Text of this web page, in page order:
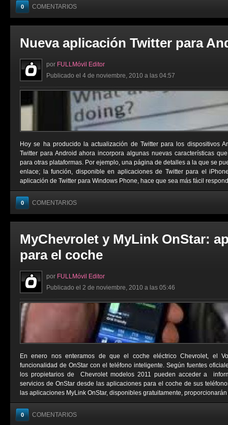
0 COMENTARIOS
Nueva aplicación Twitter para
por FULLMóvil Editor
Publicado el 4 de noviembre, 2010 a las 04:57
Hoy se ha producido la actualización de Twitter para los dispositivos
Twitter para Android ahora incorpora algunas nuevas características
para otras plataformas. Por ejemplo, una página de detalles a la que se
enlace; la función, disponible en aplicaciones de Twitter para el
aplicación de Twitter para Windows Phone, hace que sea más fácil
0 COMENTARIOS
MyChevrolet y MyLink OnStar:
para el coche
por FULLMóvil Editor
Publicado el 2 de noviembre, 2010 a las 05:46
En enero nos enteramos de que el coche eléctrico Chevrolet, el
funcionalidad de OnStar con el teléfono inteligente. Según fuentes
los propietarios de Chevrolet modelos 2011 pueden acceder a
servicios de OnStar desde las aplicaciones para el coche de sus
las aplicaciones MyLink OnStar, disponibles gratuitamente, proporcionarán
0 COMENTARIOS